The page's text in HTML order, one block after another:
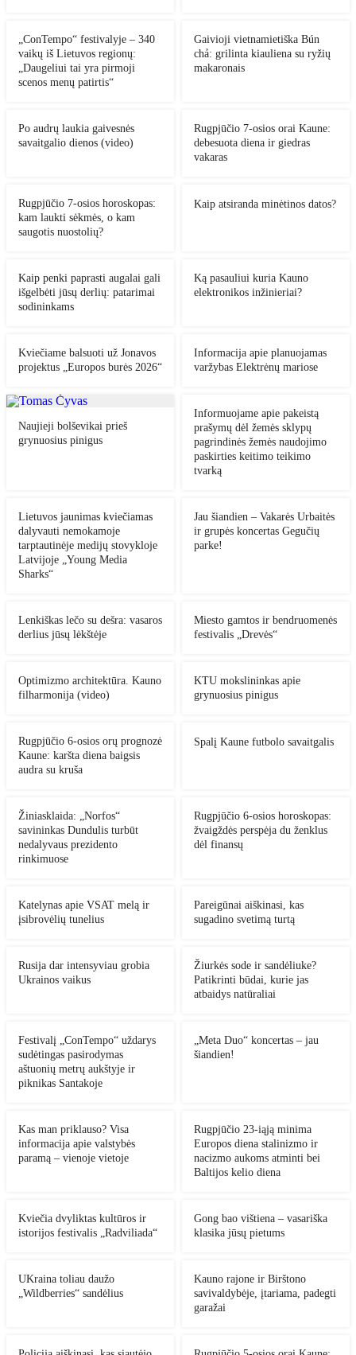
„ConTempo“ festivalyje – 340
vaikų iš Lietuvos regionų:
„Daugeliui tai yra pirmoji
scenos menų patirtis“
Gaivioji vietnamietiška Bún
chả: grilinta kiauliena su ryžių
makaronais
Po audrų laukia gaivesnės
savaitgalio dienos (video)
Rugpjūčio 7-osios orai Kaune:
debesuota diena ir giedras
vakaras
Rugpjūčio 7-osios horoskopas:
kam laukti sėkmės, o kam
saugotis nuostolių?
Kaip atsiranda minėtinos datos?
Kaip penki paprasti augalai gali
išgelbėti jūsų derlių: patarimai
sodininkams
Ką pasauliui kuria Kauno
elektronikos inžinieriai?
Kviečiame balsuoti už Jonavos
projektus „Europos burės 2026“
Informacija apie planuojamas
varžybas Elektrėnų mariose
Naujieji bolševikai prieš
grynuosius pinigus
Informuojame apie pakeistą
prašymų dėl žemės sklypų
pagrindinės žemės naudojimo
paskirties keitimo teikimo
tvarką
Lietuvos jaunimas kviečiamas
dalyvauti nemokamoje
tarptautinėje medijų stovykloje
Latvijoje „Young Media
Sharks“
Jau šiandien – Vakarės Urbaitės
ir grupės koncertas Gegučių
parke!
Lenkiškas lečo su dešra: vasaros
derlius jūsų lėkštėje
Miesto gamtos ir bendruomenės
festivalis „Drevės“
Optimizmo architektūra. Kauno
filharmonija (video)
KTU mokslininkas apie
grynuosius pinigus
Rugpjūčio 6-osios orų prognozė
Kaune: karšta diena baigsis
audra su kruša
Spalį Kaune futbolo savaitgalis
Žiniasklaida: „Norfos“
savininkas Dundulis turbūt
nedalyvaus prezidento
rinkimuose
Rugpjūčio 6-osios horoskopas:
žvaigždės perspėja du ženklus
dėl finansų
Katelynas apie VSAT melą ir
įsibrovėlių tunelius
Pareigūnai aiškinasi, kas
sugadino svetimą turtą
Rusija dar intensyviau grobia
Ukrainos vaikus
Žiurkės sode ir sandėliuke?
Patikrinti būdai, kurie jas
atbaidys natūraliai
Festivalį „ConTempo“ uždarys
sudėtingas pasirodymas
aštuonių metrų aukštyje ir
piknikas Santakoje
„Meta Duo“ koncertas – jau
šiandien!
Kas man priklauso? Visa
informacija apie valstybės
paramą – vienoje vietoje
Rugpjūčio 23-iąją minima
Europos diena stalinizmo ir
nacizmo aukoms atminti bei
Baltijos kelio diena
Kviečia dvyliktas kultūros ir
istorijos festivalis „Radviliada“
Gong bao vištiena – vasariška
klasika jūsų pietums
UKraina toliau daužo
„Wildberries“ sandėlius
Kauno rajone ir Birštono
savivaldybėje, įtariama, padegti
garažai